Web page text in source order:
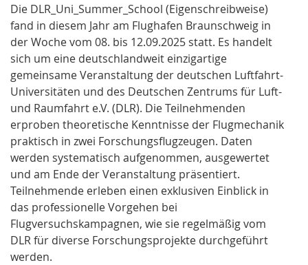
Die DLR_Uni_Summer_School (Eigenschreibweise)
fand in diesem Jahr am Flughafen Braunschweig in
der Woche vom 08. bis 12.09.2025 statt. Es handelt
sich um eine deutschlandweit einzigartige
gemeinsame Veranstaltung der deutschen Luftfahrt-
Universitäten und des Deutschen Zentrums für Luft-
und Raumfahrt e.V. (DLR). Die Teilnehmenden
erproben theoretische Kenntnisse der Flugmechanik
praktisch in zwei Forschungsflugzeugen. Daten
werden systematisch aufgenommen, ausgewertet
und am Ende der Veranstaltung präsentiert.
Teilnehmende erleben einen exklusiven Einblick in
das professionelle Vorgehen bei
Flugversuchskampagnen, wie sie regelmäßig vom
DLR für diverse Forschungsprojekte durchgeführt
werden.